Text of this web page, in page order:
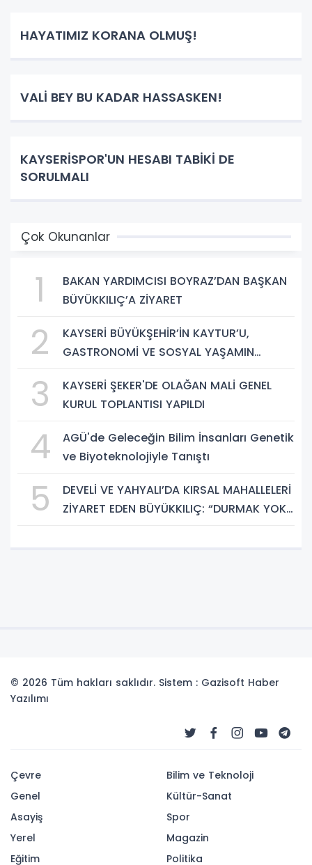
HAYATIMIZ KORANA OLMUŞ!
VALİ BEY BU KADAR HASSASKEN!
KAYSERİSPOR'UN HESABI TABİKİ DE
SORULMALI
Çok Okunanlar
1
BAKAN YARDIMCISI BOYRAZ’DAN BAŞKAN
BÜYÜKKILIÇ’A ZİYARET
2
KAYSERİ BÜYÜKŞEHİR’İN KAYTUR’U,
GASTRONOMİ VE SOSYAL YAŞAMIN
3
KAYSERİ ŞEKER'DE OLAĞAN MALİ GENEL
KURUL TOPLANTISI YAPILDI
4
AGÜ'de Geleceğin Bilim İnsanları Genetik
ve Biyoteknolojiyle Tanıştı
5
DEVELİ VE YAHYALI’DA KIRSAL MAHALLELERİ
ZİYARET EDEN BÜYÜKKILIÇ: “DURMAK YOK.
© 2026 Tüm hakları saklıdır. Sistem : Gazisoft Haber
Yazılımı
Çevre
Genel
Asayiş
Yerel
Eğitim
Bilim ve Teknoloji
Kültür-Sanat
Spor
Magazin
Politika